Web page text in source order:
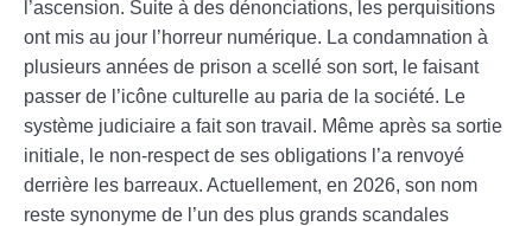
l’ascension. Suite à des dénonciations, les perquisitions
ont mis au jour l’horreur numérique. La condamnation à
plusieurs années de prison a scellé son sort, le faisant
passer de l’icône culturelle au paria de la société. Le
système judiciaire a fait son travail. Même après sa sortie
initiale, le non-respect de ses obligations l’a renvoyé
derrière les barreaux. Actuellement, en 2026, son nom
reste synonyme de l’un des plus grands scandales